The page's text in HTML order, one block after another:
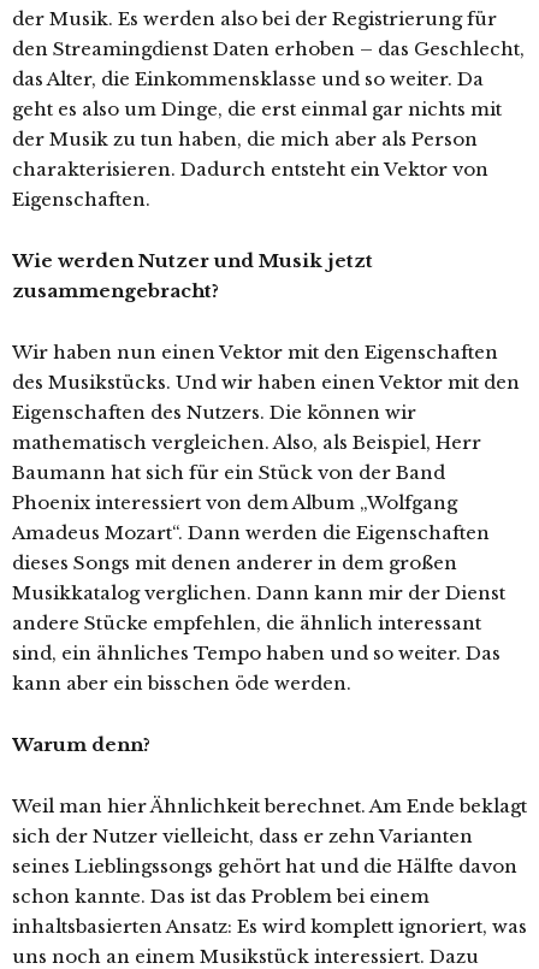
der Musik. Es werden also bei der Registrierung für
den Streamingdienst Daten erhoben – das Geschlecht,
das Alter, die Einkommensklasse und so weiter. Da
geht es also um Dinge, die erst einmal gar nichts mit
der Musik zu tun haben, die mich aber als Person
charakterisieren. Dadurch entsteht ein Vektor von
Eigenschaften.
Wie werden Nutzer und Musik jetzt
zusammengebracht?
Wir haben nun einen Vektor mit den Eigenschaften
des Musikstücks. Und wir haben einen Vektor mit den
Eigenschaften des Nutzers. Die können wir
mathematisch vergleichen. Also, als Beispiel, Herr
Baumann hat sich für ein Stück von der Band
Phoenix interessiert von dem Album „Wolfgang
Amadeus Mozart“. Dann werden die Eigenschaften
dieses Songs mit denen anderer in dem großen
Musikkatalog verglichen. Dann kann mir der Dienst
andere Stücke empfehlen, die ähnlich interessant
sind, ein ähnliches Tempo haben und so weiter. Das
kann aber ein bisschen öde werden.
Warum denn?
Weil man hier Ähnlichkeit berechnet. Am Ende beklagt
sich der Nutzer vielleicht, dass er zehn Varianten
seines Lieblingssongs gehört hat und die Hälfte davon
schon kannte. Das ist das Problem bei einem
inhaltsbasierten Ansatz: Es wird komplett ignoriert, was
uns noch an einem Musikstück interessiert. Dazu